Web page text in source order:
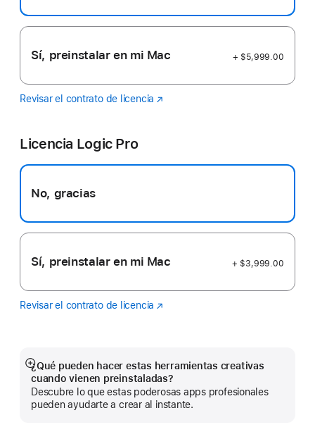
Sí, preinstalar en mi Mac + $5,999.00
Revisar el contrato de licencia Final
(se
ventana)
Licencia Logic Pro
No, gracias
Sí, preinstalar en mi Mac + $3,999.00
Revisar el contrato de licencia Logic
(se
nueva
ventana)
¿Qué pueden hacer estas herramientas creativas
cuando vienen preinstaladas?
Descubre lo que estas poderosas apps profesionales
pueden ayudarte a crear al instante.
Mostrar
más